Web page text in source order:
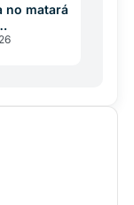
no matará